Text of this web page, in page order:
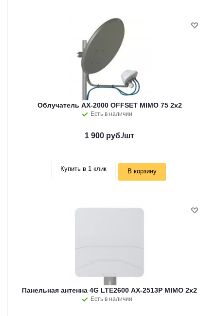
Облучатель AX-2000 OFFSET MIMO 75 2x2
Есть в наличии
1 900 руб./шт
Купить в 1 клик В корзину
Панельная антенна 4G LTE2600 AX-2513P MIMO 2x2
Есть в наличии